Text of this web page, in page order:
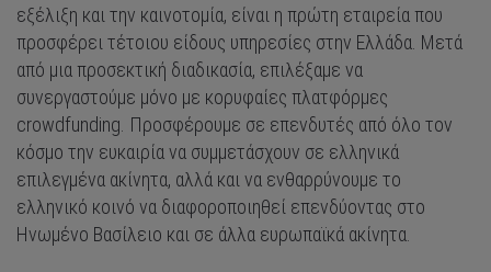
εξέλιξη και την καινοτομία, είναι η πρώτη εταιρεία που
προσφέρει τέτοιου είδους υπηρεσίες στην Ελλάδα. Μετά
από μια προσεκτική διαδικασία, επιλέξαμε να
συνεργαστούμε μόνο με κορυφαίες πλατφόρμες
crowdfunding. Προσφέρουμε σε επενδυτές από όλο τον
κόσμο την ευκαιρία να συμμετάσχουν σε ελληνικά
επιλεγμένα ακίνητα, αλλά και να ενθαρρύνουμε το
ελληνικό κοινό να διαφοροποιηθεί επενδύοντας στο
Ηνωμένο Βασίλειο και σε άλλα ευρωπαϊκά ακίνητα.